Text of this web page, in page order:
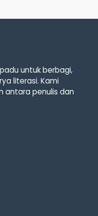
untuk berbagi,
literasi. Kami
antara penulis dan